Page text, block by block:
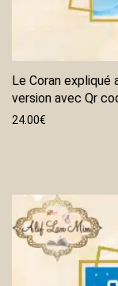
Le Coran expliqué
version avec Qr
24.00€